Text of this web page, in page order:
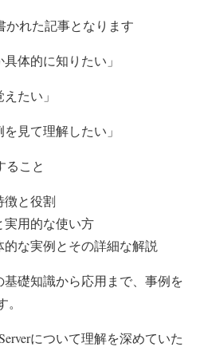
れた記事となります
具体的に知りたい」
たい」
を見て理解したい」
ること
徴と役割
実用的な使い方
的な実例とその詳細な解説
基礎知識から応用まで、事例を
について理解を深めていた